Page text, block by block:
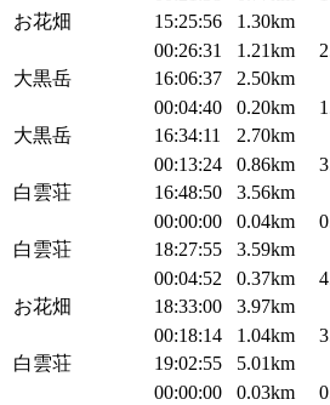
お花畑
15:25:56 1.30km
00:26:31
1.21km
大黒岳
16:06:37 2.50km
00:04:40
0.20km
大黒岳
16:34:11 2.70km
00:13:24
0.86km
白雲荘
16:48:50 3.56km
00:00:00
0.04km
白雲荘
18:27:55 3.59km
00:04:52
0.37km
お花畑
18:33:00 3.97km
00:18:14
1.04km
白雲荘
19:02:55 5.01km
00:00:00
0.03km